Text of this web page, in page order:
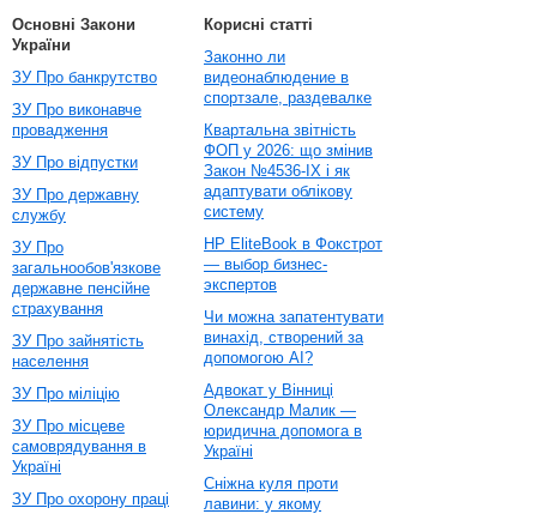
Основні Закони
України
ЗУ Про банкрутство
ЗУ Про виконавче
провадження
ЗУ Про відпустки
ЗУ Про державну
службу
ЗУ Про
загальнообов'язкове
державне пенсійне
страхування
ЗУ Про зайнятість
населення
ЗУ Про міліцію
ЗУ Про місцеве
самоврядування в
Україні
ЗУ Про охорону праці
Корисні статті
Законно ли
видеонаблюдение в
спортзале, раздевалке
Квартальна звітність
ФОП у 2026: що змінив
Закон №4536-IX і як
адаптувати облікову
систему
HP EliteBook в Фокстрот
— выбор бизнес-
экспертов
Чи можна запатентувати
винахід, створений за
допомогою AI?
Адвокат у Вінниці
Олександр Малик —
юридична допомога в
Україні
Сніжна куля проти
лавини: у якому